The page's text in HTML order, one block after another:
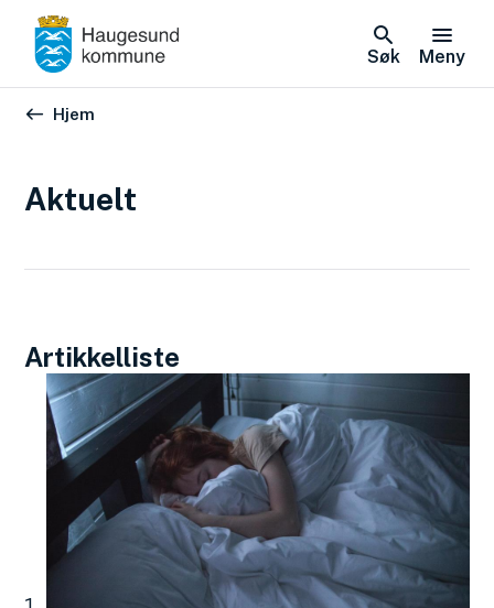
Søk Meny
Du er her:
Hjem
Aktuelt
Artikkelliste